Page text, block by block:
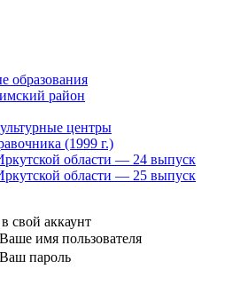
образования
район
центры
(1999 г.)
области — 24 выпуск
области — 25 выпуск
свой аккаунт
Ваше имя пользователя
Ваш пароль